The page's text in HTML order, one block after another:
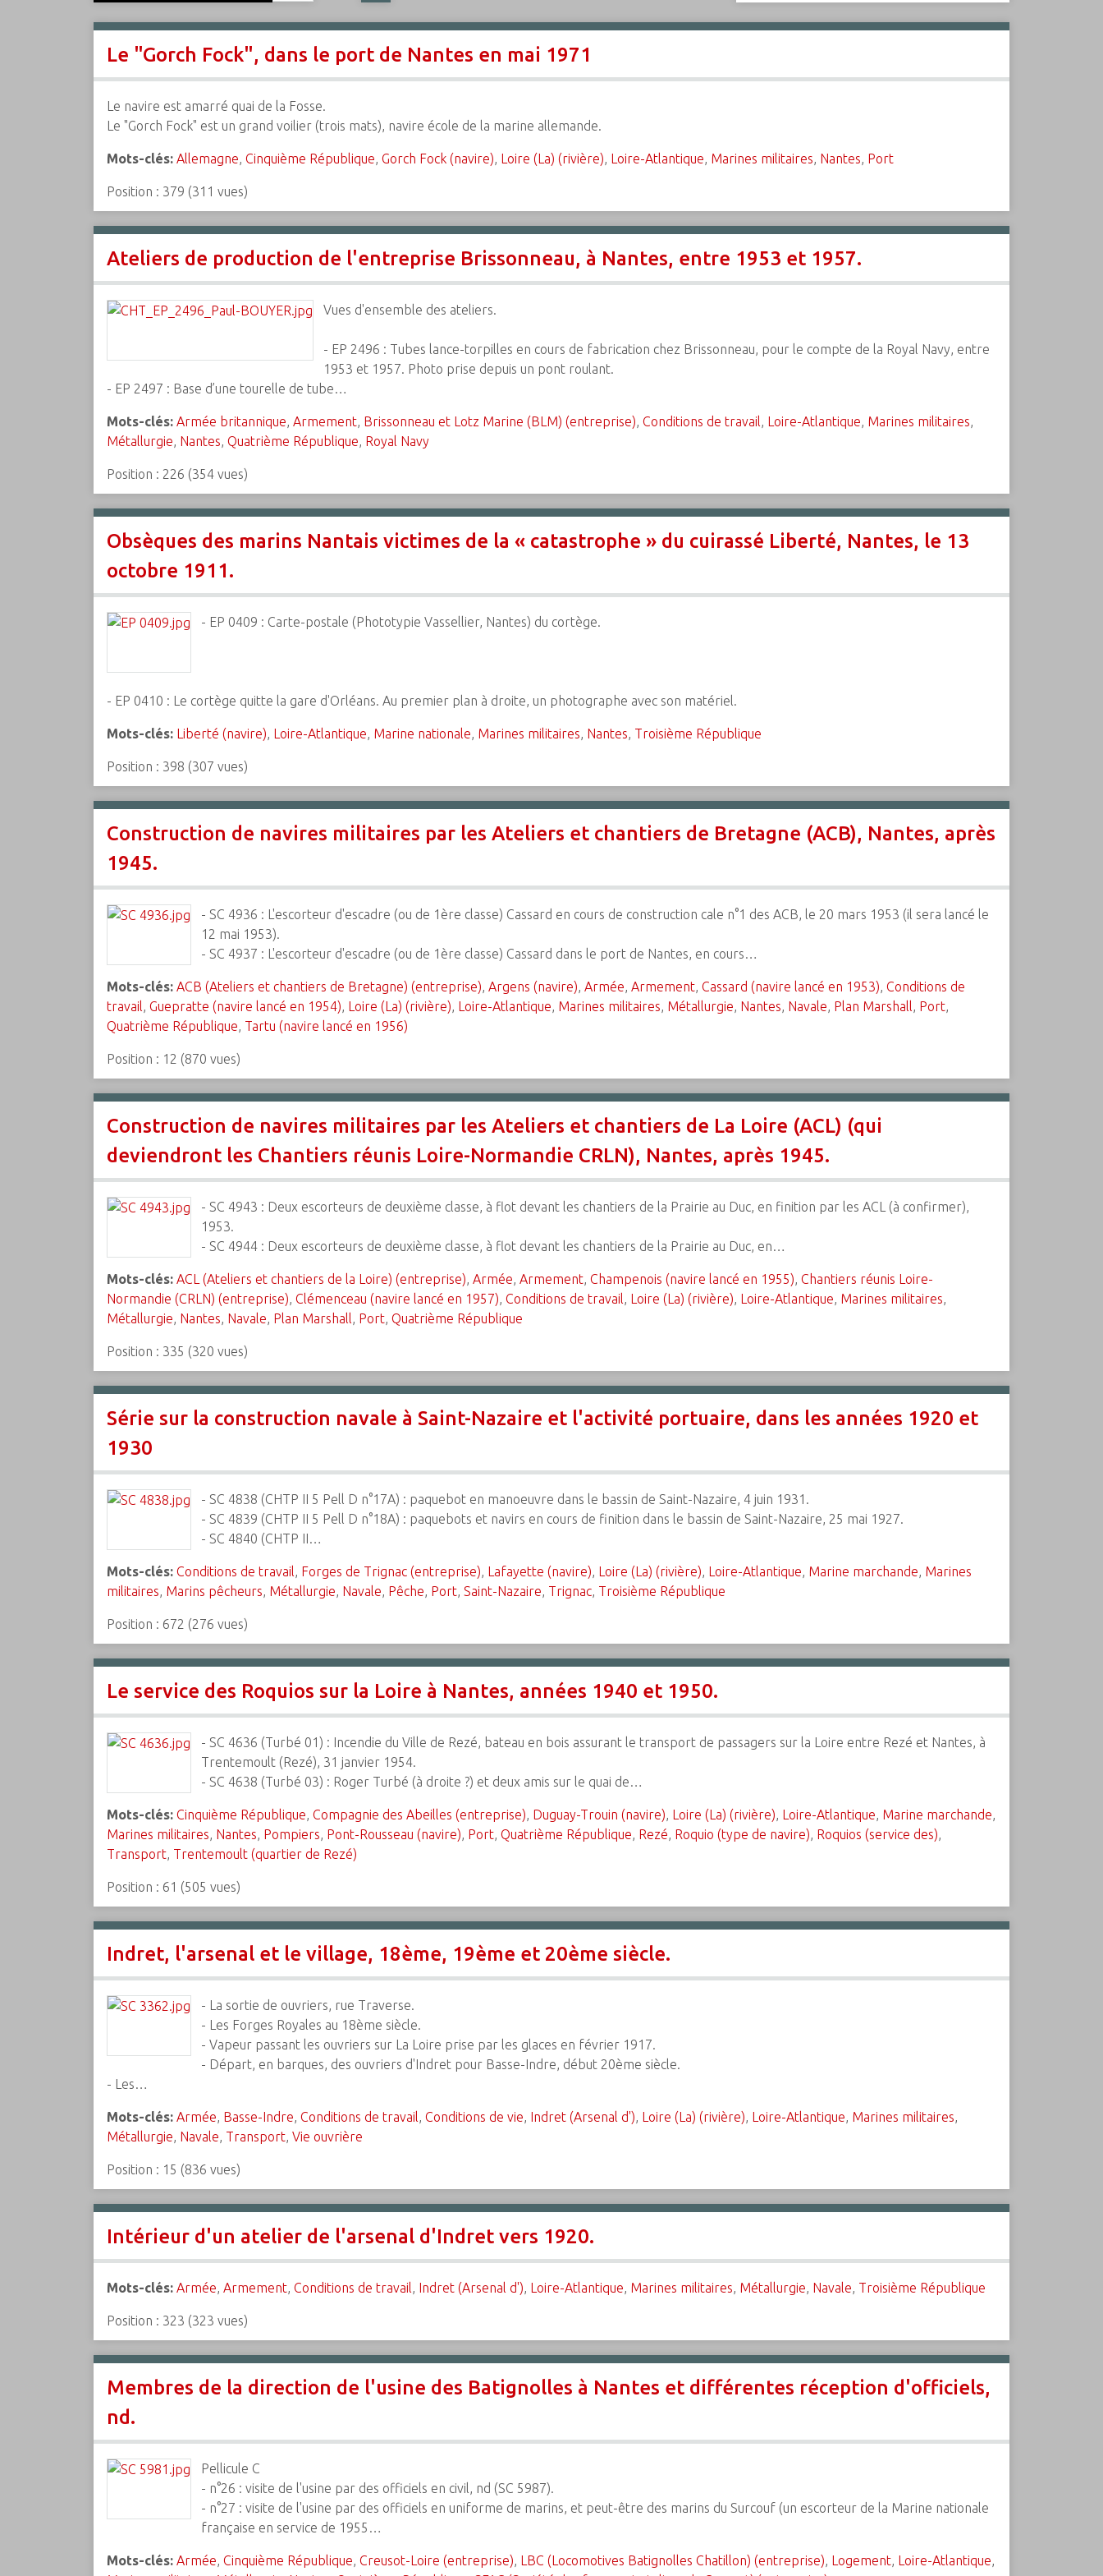
Le "Gorch Fock", dans le port de Nantes en mai 1971
Le navire est amarré quai de la Fosse.
Le "Gorch Fock" est un grand voilier (trois mats), navire école de la marine allemande.
Mots-clés: Allemagne, Cinquième République, Gorch Fock (navire), Loire (La) (rivière), Loire-Atlantique, Marines militaires, Nantes, Port
Position : 379 (311 vues)
Ateliers de production de l'entreprise Brissonneau, à Nantes, entre 1953 et 1957.
Vues d'ensemble des ateliers.
- EP 2496 : Tubes lance-torpilles en cours de fabrication chez Brissonneau, pour le compte de la Royal Navy, entre
1953 et 1957. Photo prise depuis un pont roulant.
- EP 2497 : Base d’une tourelle de tube…
Mots-clés: Armée britannique, Armement, Brissonneau et Lotz Marine (BLM) (entreprise), Conditions de travail, Loire-Atlantique, Marines militaires,
Métallurgie, Nantes, Quatrième République, Royal Navy
Position : 226 (354vues)
Obsèques des marins Nantais victimes de la « catastrophe » du cuirassé Liberté, Nantes, le 13
octobre 1911.
- EP 0409 : Carte-postale (Phototypie Vassellier, Nantes) du cortège.
- EP 0410 : Le cortège quitte la gare d'Orléans. Au premier plan à droite, un photographe avec son matériel.
Mots-clés: Liberté (navire), Loire-Atlantique, Marine nationale, Marines militaires, Nantes, Troisième République
Position : 398 (307 vues)
Construction de navires militaires par les Ateliers et chantiers de Bretagne (ACB), Nantes, après
1945.
- SC 4936 : L'escorteur d'escadre (ou de 1ère classe) Cassard en cours de construction cale n°1 des ACB, le 20 mars 1953 (il sera lancé le
12 mai 1953).
- SC 4937 : L'escorteur d'escadre (ou de 1ère classe) Cassard dans le port de Nantes, en cours…
Mots-clés: ACB (Ateliers et chantiers de Bretagne) (entreprise), Argens (navire), Armée, Armement, Cassard (navire lancé en 1953), Conditions de
travail, Guepratte (navire lancé en 1954), Loire (La) (rivière), Loire-Atlantique, Marines militaires, Métallurgie, Nantes, Navale, Plan Marshall, Port,
Quatrième République, Tartu (navire lancé en 1956)
Position : 12 (870 vues)
Construction de navires militaires par les Ateliers et chantiers de La Loire (ACL) (qui
deviendront les Chantiers réunis Loire-Normandie CRLN), Nantes, après 1945.
- SC 4943 : Deux escorteurs de deuxième classe, à flot devant les chantiers de la Prairie au Duc, en finition par les ACL (à confirmer),
1953.
- SC 4944 : Deux escorteurs de deuxième classe, à flot devant les chantiers de la Prairie au Duc, en…
Mots-clés: ACL (Ateliers et chantiers de la Loire) (entreprise), Armée, Armement, Champenois (navire lancé en 1955), Chantiers réunis Loire-
Normandie (CRLN) (entreprise), Clémenceau (navire lancé en 1957), Conditions de travail, Loire (La) (rivière), Loire-Atlantique, Marines militaires,
Métallurgie, Nantes, Navale, Plan Marshall, Port, Quatrième République
Position : 335 (320 vues)
Série sur la construction navale à Saint-Nazaire et l'activité portuaire, dans les années 1920 et
1930
- SC 4838 (CHTP II 5 Pell D n°17A) : paquebot en manoeuvre dans le bassin de Saint-Nazaire, 4 juin 1931.
- SC 4839 (CHTP II 5 Pell D n°18A) : paquebots et navirs en cours de finition dans le bassin de Saint-Nazaire, 25 mai 1927.
- SC 4840 (CHTP II…
Mots-clés: Conditions de travail, Forges de Trignac (entreprise), Lafayette (navire), Loire (La) (rivière), Loire-Atlantique, Marine marchande, Marines
militaires, Marins pêcheurs, Métallurgie, Navale, Pêche, Port, Saint-Nazaire, Trignac, Troisième République
Position : 672 (276 vues)
Le service des Roquios sur la Loire à Nantes, années 1940 et 1950.
- SC 4636 (Turbé 01) : Incendie du Ville de Rezé, bateau en bois assurant le transport de passagers sur la Loire entre Rezé et Nantes, à
Trentemoult (Rezé), 31 janvier 1954.
- SC 4638 (Turbé 03) : Roger Turbé (à droite ?) et deux amis sur le quai de…
Mots-clés: Cinquième République, Compagnie des Abeilles (entreprise), Duguay-Trouin (navire), Loire (La) (rivière), Loire-Atlantique, Marine marchande,
Marines militaires, Nantes, Pompiers, Pont-Rousseau (navire), Port, Quatrième République, Rezé, Roquio (type de navire), Roquios (service des),
Transport, Trentemoult (quartier de Rezé)
Position : 61 (505 vues)
Indret, l'arsenal et le village, 18ème, 19ème et 20ème siècle.
- La sortie de ouvriers, rue Traverse.
- Les Forges Royales au 18ème siècle.
- Vapeur passant les ouvriers sur La Loire prise par les glaces en février 1917.
- Départ, en barques, des ouvriers d'Indret pour Basse-Indre, début 20ème siècle.
- Les…
Mots-clés: Armée, Basse-Indre, Conditions de travail, Conditions de vie, Indret (Arsenal d'), Loire (La) (rivière), Loire-Atlantique, Marines militaires,
Métallurgie, Navale, Transport, Vie ouvrière
Position : 15 (836 vues)
Intérieur d'un atelier de l'arsenal d'Indret vers 1920.
Mots-clés: Armée, Armement, Conditions de travail, Indret (Arsenal d'), Loire-Atlantique, Marines militaires, Métallurgie, Navale, Troisième République
Position : 323 (323 vues)
Membres de la direction de l'usine des Batignolles à Nantes et différentes réception d'officiels,
nd.
Pellicule C
- n°26 : visite de l'usine par des officiels en civil, nd (SC 5987).
- n°27 : visite de l'usine par des officiels en uniforme de marins, et peut-être des marins du Surcouf (un escorteur de la Marine nationale
française en service de 1955…
Mots-clés: Armée, Cinquième République, Creusot-Loire (entreprise), LBC (Locomotives Batignolles Chatillon) (entreprise), Logement, Loire-Atlantique,